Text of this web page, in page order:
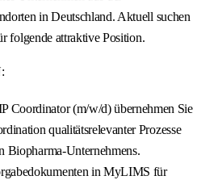
in Deutschland. Aktuell suchen
folgende attraktive Position.
Coordinator (m/w/d) übernehmen Sie
qualitätsrelevanter Prozesse
Biopharma-Unternehmens.
in MyLIMS für